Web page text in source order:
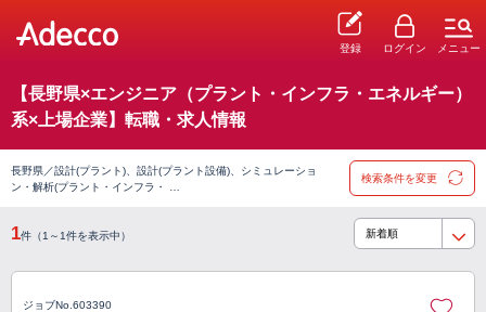
登録 ログイン メニュー
【長野県×エンジニア（プラント・インフラ・エネルギー）
系×上場企業】転職・求人情報
長野県／設計(プラント)、設計(プラント設備)、シミュレーショ
ン・解析(プラント・インフラ・ …
検索条件を変更
1件（1～1件を表示中）
ジョブNo.603390